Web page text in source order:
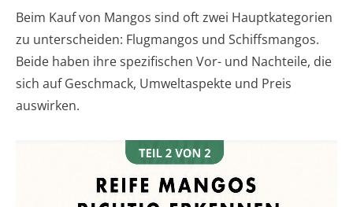
Beim Kauf von Mangos sind oft zwei Hauptkategorien
zu unterscheiden: Flugmangos und Schiffsmangos.
Beide haben ihre spezifischen Vor- und Nachteile, die
sich auf Geschmack, Umweltaspekte und Preis
auswirken.